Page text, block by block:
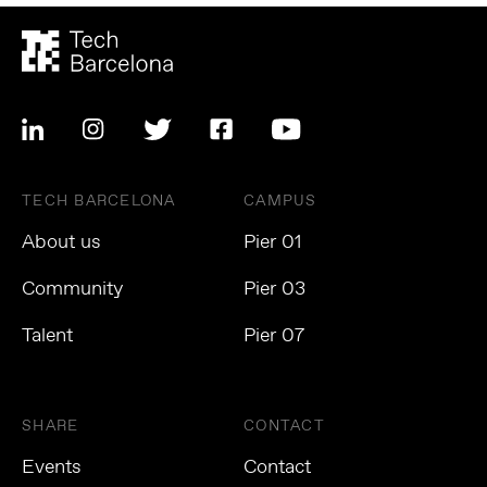
TECH BARCELONA
About us
Community
Talent
CAMPUS
Pier 01
Pier 03
Pier 07
SHARE
Events
CONTACT
Contact